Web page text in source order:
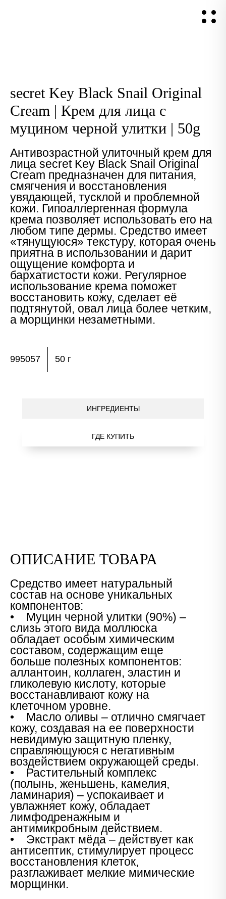
secret Key Black Snail Original
Cream | Крем для лица с
муцином черной улитки | 50g
Антивозрастной улиточный крем для
лица secret Key Black Snail Original
Cream предназначен для питания,
смягчения и восстановления
увядающей, тусклой и проблемной
кожи. Гипоаллергенная формула
крема позволяет использовать его на
любом типе дермы. Средство имеет
«тянущуюся» текстуру, которая очень
приятна в использовании и дарит
ощущение комфорта и
бархатистости кожи. Регулярное
использование крема поможет
восстановить кожу, сделает её
подтянутой, овал лица более четким,
а морщинки незаметными.
995057 50 г
ИНГРЕДИЕНТЫ
ГДЕ КУПИТЬ
ОПИСАНИЕ ТОВАРА
Средство имеет натуральный
состав на основе уникальных
компонентов:
• Муцин черной улитки (90%) –
слизь этого вида моллюска
обладает особым химическим
составом, содержащим еще
больше полезных компонентов:
аллантоин, коллаген, эластин и
гликолевую кислоту, которые
восстанавливают кожу на
клеточном уровне.
• Масло оливы – отлично смягчает
кожу, создавая на ее поверхности
невидимую защитную пленку,
справляющуюся с негативным
воздействием окружающей среды.
• Растительный комплекс
(полынь, женьшень, камелия,
ламинария) – успокаивает и
увлажняет кожу, обладает
лимфодренажным и
антимикробным действием.
• Экстракт мёда – действует как
антисептик, стимулирует процесс
восстановления клеток,
разглаживает мелкие мимические
морщинки.